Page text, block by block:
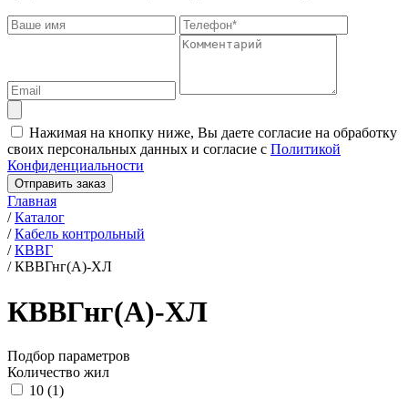
Нажимая на кнопку ниже, Вы даете согласие на обработку
своих персональных данных и согласие с Политикой
Конфиденциальности
Отправить заказ
Главная
/Каталог
/Кабель контрольный
/КВВГ
/КВВГнг(А)-ХЛ
КВВГнг(А)-ХЛ
Подбор параметров
Количество жил
10 (1)